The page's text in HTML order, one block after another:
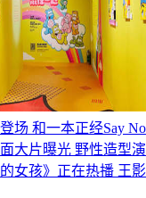
场 和一本正经Say No
大片曝光 野性造型
的女孩》正在热播 王